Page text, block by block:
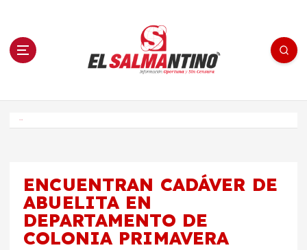
n El Salmantino - medios/noticias/editorial
ENCUENTRAN CADÁVER DE
ABUELITA EN
DEPARTAMENTO DE
COLONIA PRIMAVERA